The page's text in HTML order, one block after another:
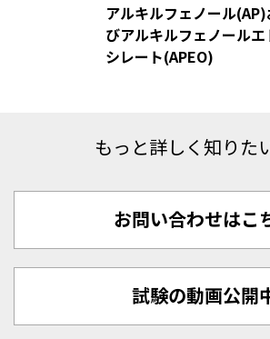
アルキルフェノール(AP)
びアルキルフェノールエ
シレート(APEO)
もっと詳しく知りた
お問い合わせはこ
試験の動画公開